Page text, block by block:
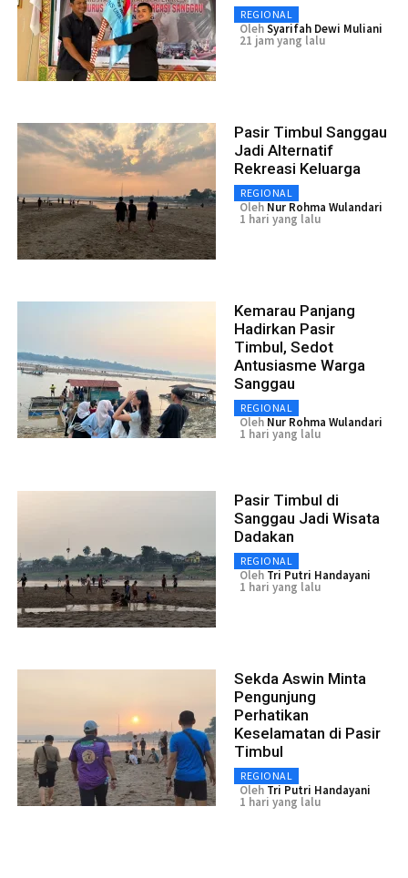
REGIONAL
OlehSyarifah Dewi Muliani
21 jam yang lalu
Pasir Timbul Sanggau
Jadi Alternatif
Rekreasi Keluarga
REGIONAL
Oleh Nur Rohma Wulandari
1 hari yang lalu
Kemarau Panjang
Hadirkan Pasir
Timbul, Sedot
Antusiasme Warga
Sanggau
REGIONAL
Oleh Nur Rohma Wulandari
1 hari yang lalu
Pasir Timbul di
Sanggau Jadi Wisata
Dadakan
REGIONAL
Oleh Tri Putri Handayani
1 hari yang lalu
Sekda Aswin Minta
Pengunjung
Perhatikan
Keselamatan di Pasir
Timbul
REGIONAL
Oleh Tri Putri Handayani
1 hari yang lalu